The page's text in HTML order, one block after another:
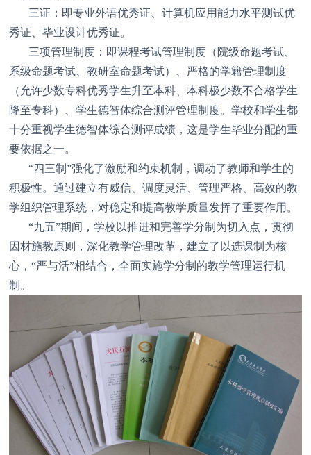
三证：即专业外语优秀证、计算机应用能力水平测试优
秀证、毕业设计优秀证。
三项管理制度：即课程考试管理制度（院级命题考试、
系级命题考试、教研室命题考试）、严格的学籍管理制度
（允许少数专科优秀学生升至本科、本科极少数不合格学生
降至专科）、学生德智体综合测评管理制度。学校和学生都
十分重视学生德智体综合测评成绩，这是学生毕业分配的重
要依据之一。
“四三制”强化了激励和约束机制，调动了教师和学生的
积极性。通过建立有威信、调度灵活、管理严格、高效的教
学组织管理系统，对稳定和提高教学质量发挥了重要作用。
“九五”期间，学校以推进和完善学分制为切入点，贯彻
因材施教原则，深化教学管理改革，建立了以选课制为核
心，“严与活”相结合，全面实施学分制的教学管理运行机
制。